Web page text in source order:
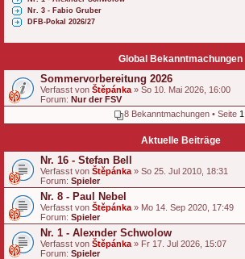
Nr. 3 - Fabio Gruber
DFB-Pokal 2026/27
Global Bekanntmachungen
Sommervorbereitung 2026
Verfasst von Štěpánka » So 10. Mai 2026, 16:00
Forum: Nur der FSV
8 Bekanntmachungen • Seite 1
Aktuelle Beiträge
Nr. 16 - Stefan Bell
Verfasst von Štěpánka » So 25. Jul 2010, 18:31
Forum: Spieler
Nr. 8 - Paul Nebel
Verfasst von Štěpánka » Mo 14. Sep 2020, 17:49
Forum: Spieler
Nr. 1 - Alexnder Schwolow
Verfasst von Štěpánka » Fr 17. Jul 2026, 15:07
Forum: Spieler